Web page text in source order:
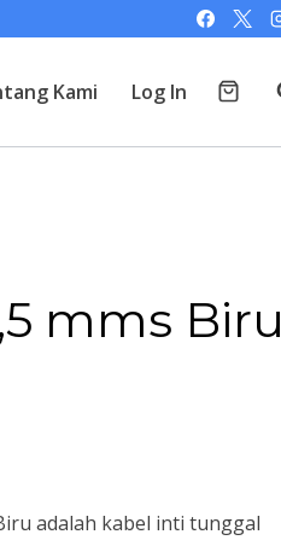
Kami Log In
mms Biru
adalah kabel inti tunggal